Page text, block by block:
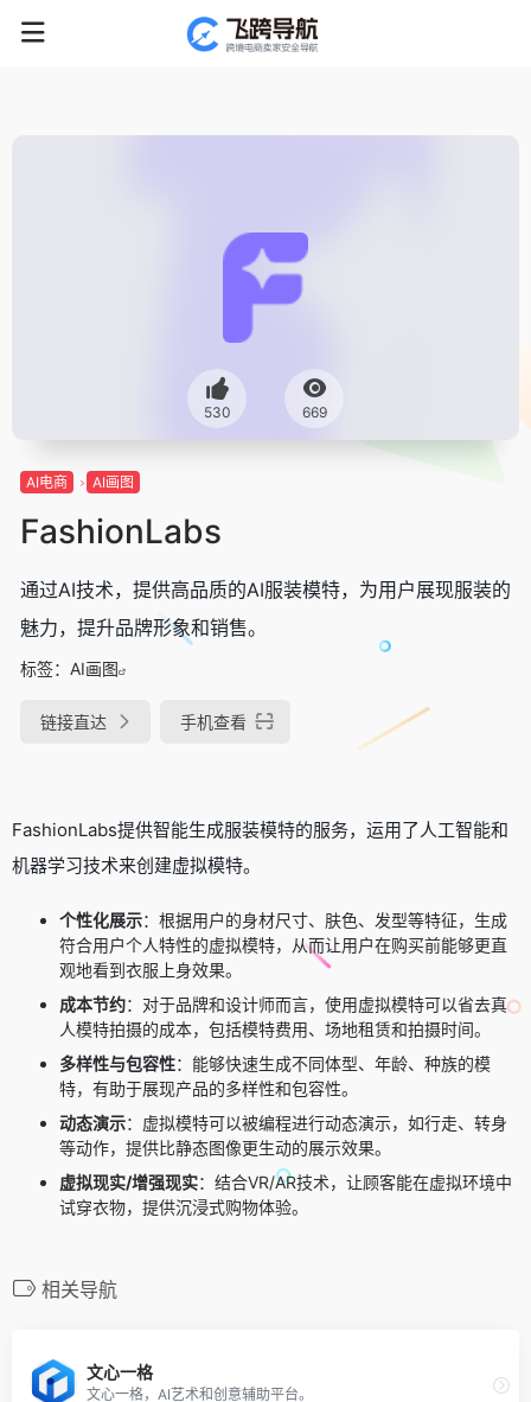
530 669
AI电商 AI画图
FashionLabs
通过AI技术，提供高品质的AI服装模特，为用户展现服装的
魅力，提升品牌形象和销售。
标签： AI画图
链接直达 手机查看
FashionLabs提供智能生成服装模特的服务，运用了人工智能和
机器学习技术来创建虚拟模特。
个性化展示：根据用户的身材尺寸、肤色、发型等特征，生成
符合用户个人特性的虚拟模特，从而让用户在购买前能够更直
观地看到衣服上身效果。
成本节约：对于品牌和设计师而言，使用虚拟模特可以省去真
人模特拍摄的成本，包括模特费用、场地租赁和拍摄时间。
多样性与包容性：能够快速生成不同体型、年龄、种族的模
特，有助于展现产品的多样性和包容性。
动态演示：虚拟模特可以被编程进行动态演示，如行走、转身
等动作，提供比静态图像更生动的展示效果。
虚拟现实/增强现实：结合VR/AR技术，让顾客能在虚拟环境中
试穿衣物，提供沉浸式购物体验。
相关导航
文心一格
文心一格，AI艺术和创意辅助平台。